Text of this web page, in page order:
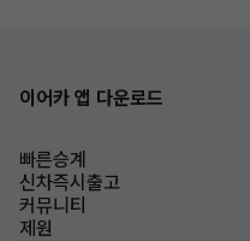
이어카 앱 다운로드
빠른승계
신차즉시출고
커뮤니티
제원